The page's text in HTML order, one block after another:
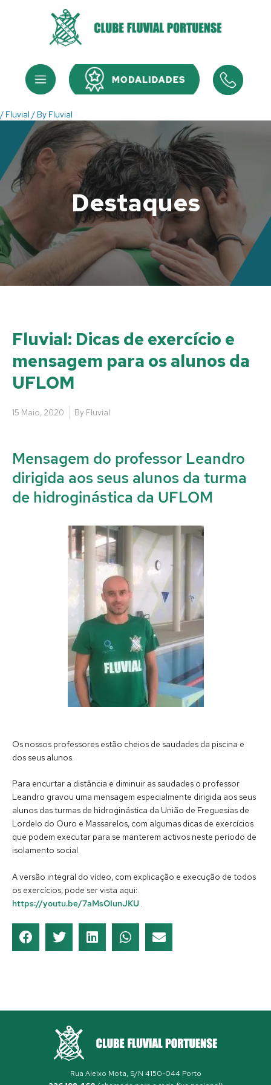
Menu Menu
/ Fluvial / By Fluvial
Destaques
Fluvial: Dicas de exercício e
mensagem para os alunos da
UFLOM
15 Maio, 2020 By Fluvial
Mensagem do professor Leandro
dirigida aos seus alunos da turma
de hidroginástica da UFLOM
Os nossos professores estão cheios de saudades da piscina e
dos seus alunos.
Para encurtar a distância e diminuir as saudades o professor
Leandro gravou uma mensagem especialmente dirigida aos seus
alunos das turmas de hidroginástica da União de Freguesias de
Lordelo do Ouro e Massarelos, com algumas dicas de exercícios
que podem executar para se manterem activos neste período de
isolamento social.
A versão integral do vídeo, com explicação e execução de todos
os exercícios, pode ser vista aqui:
https://youtu.be/7aMsOIunJKU .
Rua Aleixo Mota, S/N 4150-044 Porto